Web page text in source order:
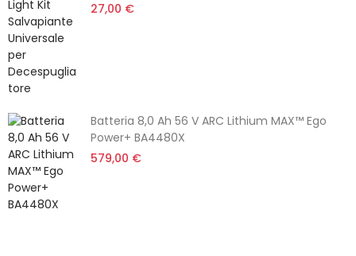
27,00 €
Batteria 8,0 Ah 56 V ARC Lithium MAX™ Ego
Power+ BA4480X
579,00 €